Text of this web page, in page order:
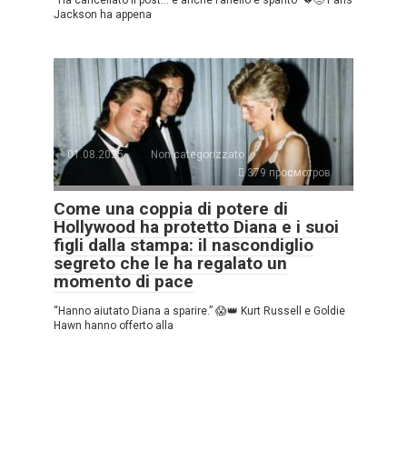
Jackson ha appena
01.08.2025
Non categorizzato
379 просмотров
Come una coppia di potere di
Hollywood ha protetto Diana e i suoi
figli dalla stampa: il nascondiglio
segreto che le ha regalato un
momento di pace
“Hanno aiutato Diana a sparire.” 😱👑 Kurt Russell e Goldie
Hawn hanno offerto alla